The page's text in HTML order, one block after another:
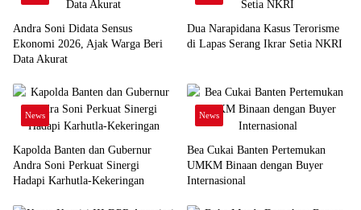
Andra Soni Didata Sensus
Ekonomi 2026, Ajak Warga Beri
Data Akurat
Dua Narapidana Kasus Terorisme
di Lapas Serang Ikrar Setia NKRI
News
Kapolda Banten dan Gubernur
Andra Soni Perkuat Sinergi
Hadapi Karhutla-Kekeringan
News
Bea Cukai Banten Pertemukan
UMKM Binaan dengan Buyer
Internasional